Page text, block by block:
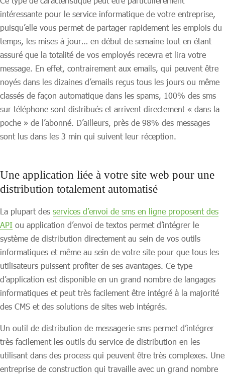
intéressante pour le service informatique de votre entreprise,
puisqu’elle vous permet de partager rapidement les emplois du
temps, les mises à jour… en début de semaine tout en étant
assuré que la totalité de vos employés recevra et lira votre
message. En effet, contrairement aux emails, qui peuvent être
noyés dans les dizaines d’emails reçus tous les jours ou même
classés de façon automatique dans les spams, 100% des sms
sur téléphone sont distribués et arrivent directement « dans la
poche » de l’abonné. D’ailleurs, près de 98% des messages
sont lus dans les 3 min qui suivent leur réception.
Une application liée à votre site web pour une
distribution totalement automatisé
La plupart des services d’envoi de sms en ligne proposent des
API ou application d’envoi de textos permet d’intégrer le
système de distribution directement au sein de vos outils
informatiques et même au sein de votre site pour que tous les
utilisateurs puissent profiter de ses avantages. Ce type
d’application est disponible en un grand nombre de langages
informatiques et peut très facilement être intégré à la majorité
des CMS et des solutions de sites web intégrés.
Un outil de distribution de messagerie sms permet d’intégrer
très facilement les outils du service de distribution en les
utilisant dans des process qui peuvent être très complexes. Une
entreprise de construction qui travaille avec un grand nombre